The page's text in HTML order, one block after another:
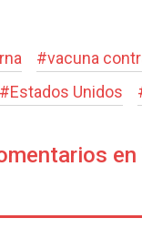
#vacuna
#Estados Unidos
en